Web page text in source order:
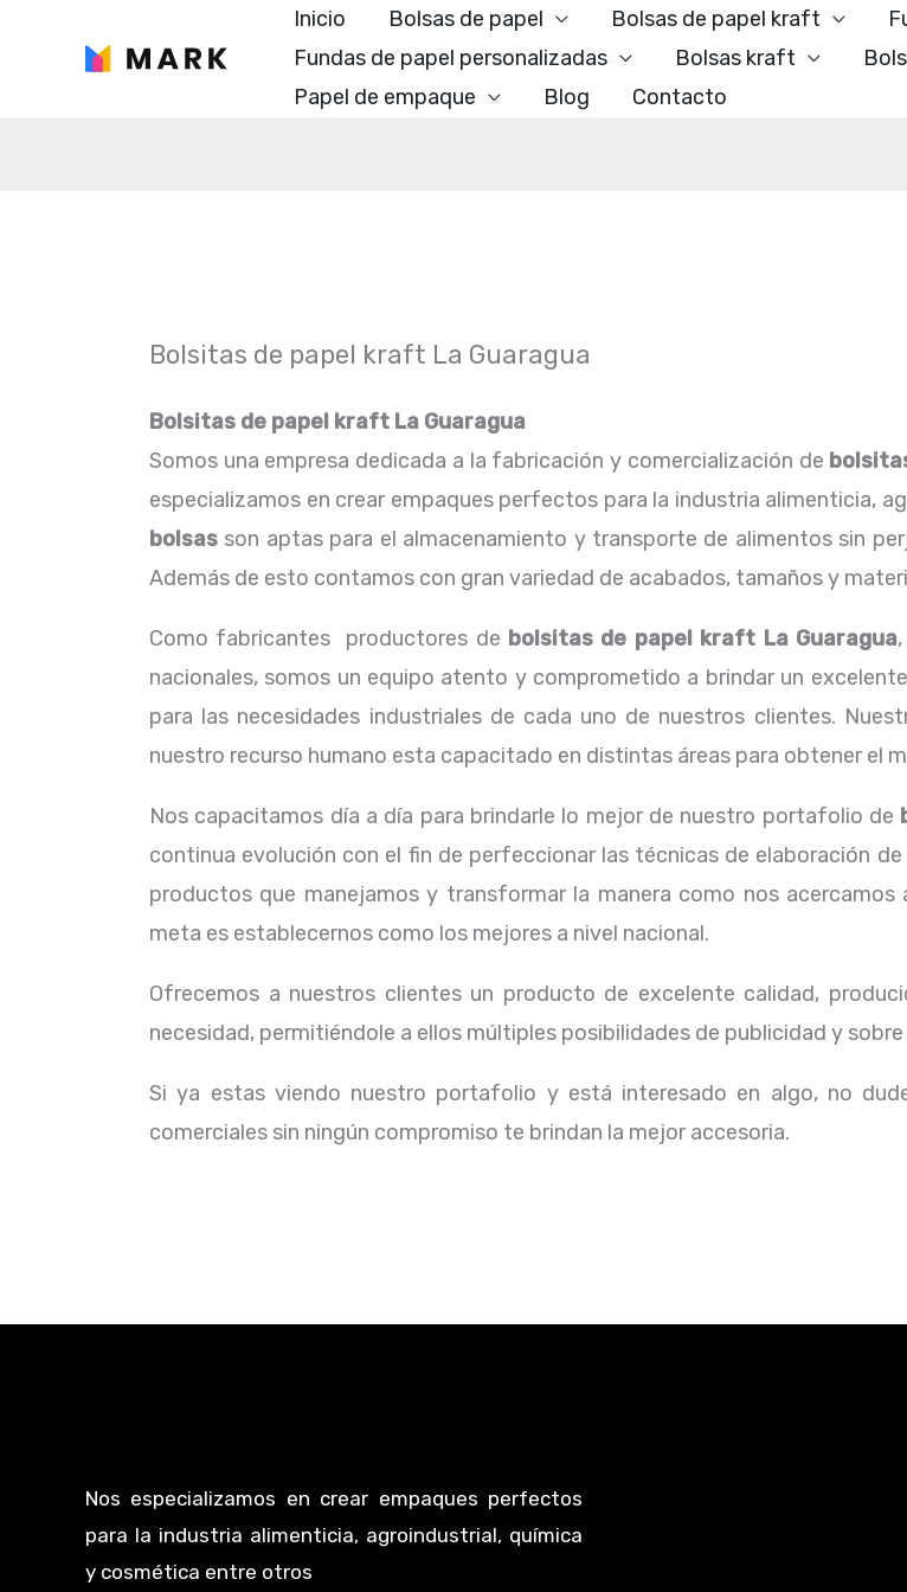
Inicio Bolsas de papel Bolsas de papel kraft
Fundas de papel personalizadas
Bolsas kraft
Papel de empaque
Blog Contacto
Bolsitas de papel kraft La Guaragua
Bolsitas de papel kraft La Guaragua
Somos una empresa dedicada a la fabricación y comercialización de
especializamos en crear empaques perfectos para la industria alimenticia,
bolsas son aptas para el almacenamiento y transporte de alimentos sin
Además de esto contamos con gran variedad de acabados, tamaños y
Como fabricantes productores de bolsitas de papel kraft La Guaragua
nacionales, somos un equipo atento y comprometido a brindar un
para las necesidades industriales de cada uno de nuestros clientes.
nuestro recurso humano esta capacitado en distintas áreas para obtener el
Nos capacitamos día a día para brindarle lo mejor de nuestro portafolio de
continua evolución con el fin de perfeccionar las técnicas de elaboración de
productos que manejamos y transformar la manera como nos
meta es establecernos como los mejores a nivel nacional.
Ofrecemos a nuestros clientes un producto de excelente calidad,
necesidad, permitiéndole a ellos múltiples posibilidades de publicidad y
Si ya estas viendo nuestro portafolio y está interesado en algo, no
comerciales sin ningún compromiso te brindan la mejor accesoria.
Nos especializamos en crear empaques perfectos
para la industria alimenticia, agroindustrial, química
y cosmética entre otros